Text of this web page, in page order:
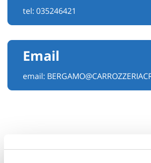
tel: 035246421
Email
email: